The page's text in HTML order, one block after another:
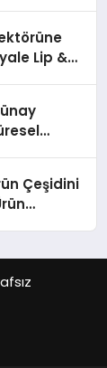
Lip &
Çeşidini